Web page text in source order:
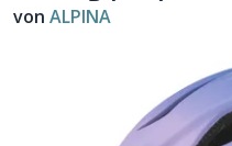
von ALPINA